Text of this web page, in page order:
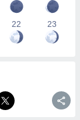
22 23